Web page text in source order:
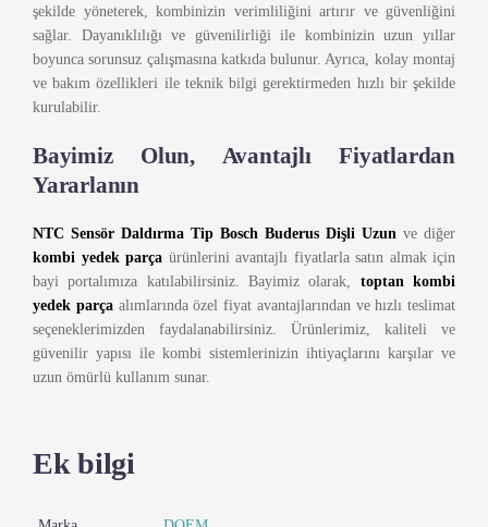
şekilde yöneterek, kombinizin verimliliğini artırır ve güvenliğini
sağlar. Dayanıklılığı ve güvenilirliği ile kombinizin uzun yıllar
boyunca sorunsuz çalışmasına katkıda bulunur. Ayrıca, kolay montaj
ve bakım özellikleri ile teknik bilgi gerektirmeden hızlı bir şekilde
kurulabilir.
Bayimiz Olun, Avantajlı Fiyatlardan
Yararlanın
NTC Sensör Daldırma Tip Bosch Buderus Dişli Uzun ve diğer
kombi yedek parça ürünlerini avantajlı fiyatlarla satın almak için
bayi portalımıza katılabilirsiniz. Bayimiz olarak, toptan kombi
yedek parçaalımlarında özel fiyat avantajlarından ve hızlı teslimat
seçeneklerimizden faydalanabilirsiniz. Ürünlerimiz, kaliteli ve
güvenilir yapısı ile kombi sistemlerinizin ihtiyaçlarını karşılar ve
uzun ömürlü kullanım sunar.
Ek bilgi